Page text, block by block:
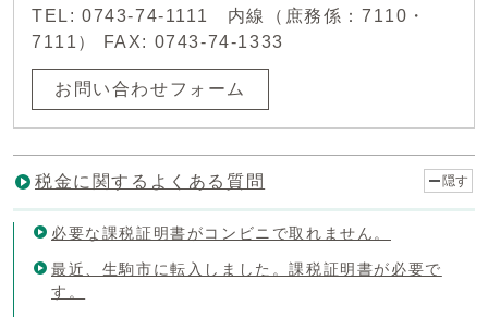
TEL: 0743-74-1111 内線（庶務係：7110・
7111） FAX: 0743-74-1333
お問い合わせフォーム
税金に関するよくある質問 隠す
必要な課税証明書がコンビニで取れません。
最近、生駒市に転入しました。課税証明書が必要で
す。